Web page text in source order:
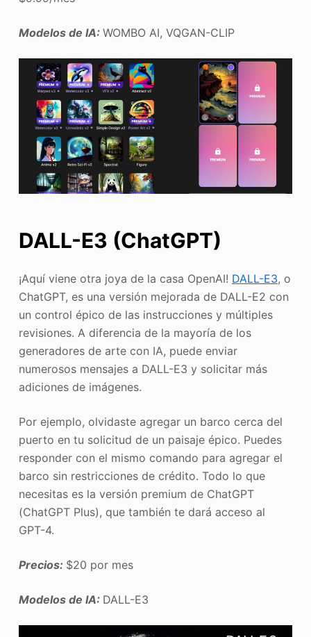
Modelos de IA: WOMBO AI, VQGAN-CLIP
DALL-E3 (ChatGPT)
¡Aquí viene otra joya de la casa OpenAI! DALL-E3, o
ChatGPT, es una versión mejorada de DALL-E2 con
un control épico de las instrucciones y múltiples
revisiones. A diferencia de la mayoría de los
generadores de arte con IA, puede enviar
numerosos mensajes a DALL-E3 y solicitar más
adiciones de imágenes.
Por ejemplo, olvidaste agregar un barco cerca del
puerto en tu solicitud de un paisaje épico. Puedes
responder con el mismo comando para agregar el
barco sin restricciones de crédito. Todo lo que
necesitas es la versión premium de ChatGPT
(ChatGPT Plus), que también te dará acceso al
GPT-4.
Precios: $20 por mes
Modelos de IA: DALL-E3